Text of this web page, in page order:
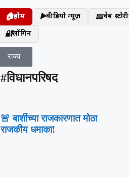
🏠होम ▶️वीडियो न्यूज़ 📖वेब स्टोरी
🔐लॉगिन
राज्य
#विधानपरिषद
🚨 बार्शीच्या राजकारणात मोठा
राजकीय धमाका!